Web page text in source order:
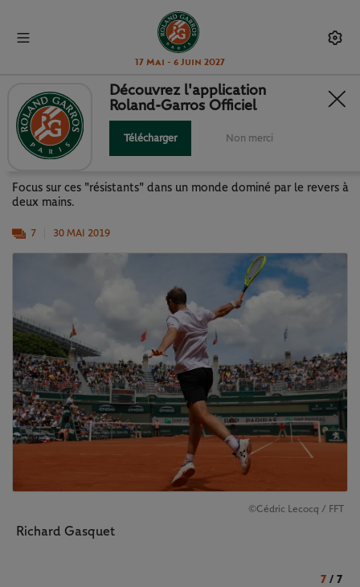
17 Mai - 6 Juin 2027
ZOOM SUR... LE REVERS À UNE
MAIN
Focus sur ces "résistants" dans un monde dominé par le revers à
deux mains.
7 30 MAI 2019
©Cédric Lecocq / FFT
Richard Gasquet
7 / 7
Découvrez l'application
Roland-Garros Officiel
Télécharger Non merci